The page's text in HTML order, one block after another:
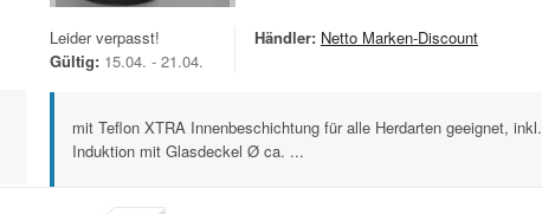
Leider verpasst!
Gültig: 15.04. - 21.04.
Händler: Netto Marken-Discount
mit Teflon XTRA Innenbeschichtung für alle Herdarten geeignet, inkl.
Induktion mit Glasdeckel Ø ca. ...